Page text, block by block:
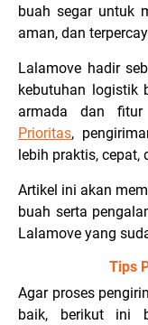
buah segar untuk
aman, dan
Lalamove hadir
kebutuhan logistik
armada dan fitur
Prioritas,
lebih praktis, cepat,
Artikel ini akan
buah serta
Lalamove yang
Tips
Agar proses
baik, berikut ini